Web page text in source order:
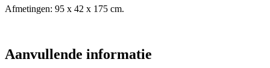
Afmetingen: 95 x 42 x 175 cm.
Aanvullende informatie